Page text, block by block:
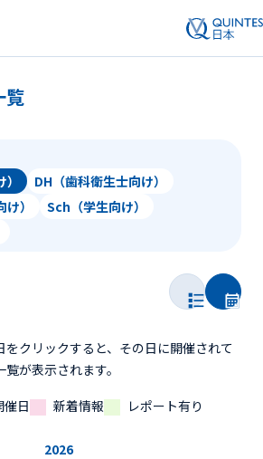
覧
DH（歯科衛生士向け）
）
Sch（学生向け）
クリックすると、その日に開催されて
が表示されます。
日
新着情報 レポート有り
2026